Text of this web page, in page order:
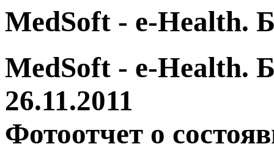
MedSoft - e-Health.
MedSoft - e-Health.
26.11.2011
Фотоотчет о